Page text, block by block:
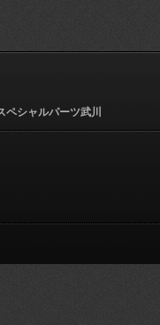
シャルパーツ武川